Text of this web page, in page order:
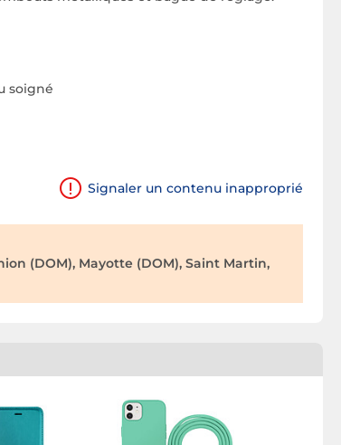
soigné
Signaler un contenu inapproprié
(DOM), Mayotte (DOM), Saint Martin,